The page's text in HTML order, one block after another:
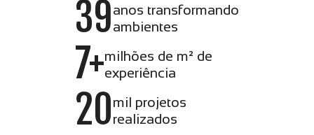
39anos transformando
ambientes
7+milhões de m² de
experiência
20mil projetos
realizados